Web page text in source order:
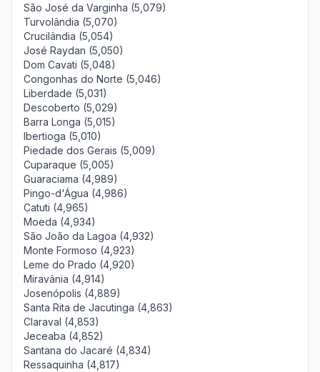
São José da Varginha (5,079)
Turvolândia (5,070)
Crucilândia (5,054)
José Raydan (5,050)
Dom Cavati (5,048)
Congonhas do Norte (5,046)
Liberdade (5,031)
Descoberto (5,029)
Barra Longa (5,015)
Ibertioga (5,010)
Piedade dos Gerais (5,009)
Cuparaque (5,005)
Guaraciama (4,989)
Pingo-d'Água (4,986)
Catuti (4,965)
Moeda (4,934)
São João da Lagoa (4,932)
Monte Formoso (4,923)
Leme do Prado (4,920)
Miravânia (4,914)
Josenópolis (4,889)
Santa Rita de Jacutinga (4,863)
Claraval (4,853)
Jeceaba (4,852)
Santana do Jacaré (4,834)
Ressaquinha (4,817)